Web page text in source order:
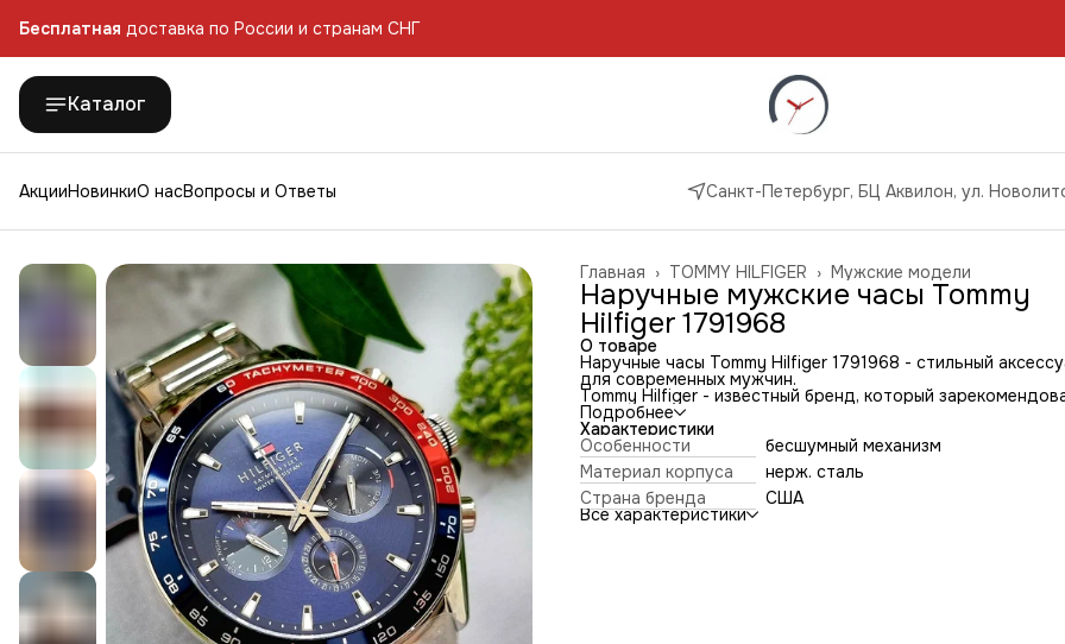
Бесплатная доставка по России и странам СНГ
Бесплатная доставка по России и странам СНГ
Каталог
АкцииНовинкиО насВопросы и Ответы Санкт-Петербург, БЦ Аквилон, ул.
Мужские модели
TOMMY HILFIGER ›
Главная ›
Наручные мужские часы Tommy
Hilfiger 1791968
О товаре
Наручные часы Tommy Hilfiger 1791968 - стильный
для современных мужчин.
Tommy Hilfiger - известный бренд, который
себя на рынке аксессуаров благодаря высокому качеству
стильному дизайну своей продукции.
Часы Tommy Hilfiger оснащены точным кварцевым
который обеспечивает надежность и долговечность.
В заключении, наручные часы Tommy Hilfiger - это
стиля, качества и функциональности. Они станут отличным
подарком для себя или близкого человека, который ценит
комфорт, качество и элегантность.
Подробнее
Характеристики
Особенности
бесшумный механизм
Материал корпуса
нерж. сталь
Страна бренда
США
Все характеристики